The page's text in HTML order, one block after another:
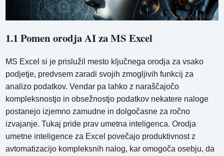
1.1 Pomen orodja AI za MS Excel
MS Excel si je prislužil mesto ključnega orodja za vsako
podjetje, predvsem zaradi svojih zmogljivih funkcij za
analizo podatkov. Vendar pa lahko z naraščajočo
kompleksnostjo in obsežnostjo podatkov nekatere naloge
postanejo izjemno zamudne in dolgočasne za ročno
izvajanje. Tukaj pride prav umetna inteligenca. Orodja
umetne inteligence za Excel povečajo produktivnost z
avtomatizacijo kompleksnih nalog, kar omogoča osebju, da